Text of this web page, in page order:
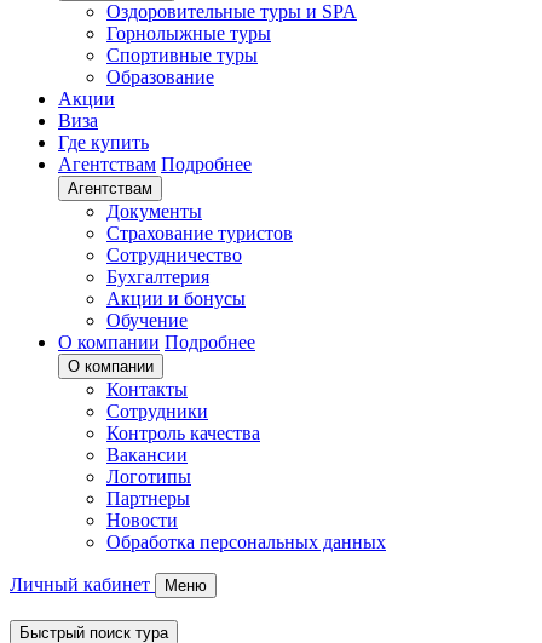
Оздоровительные туры и SPA
Горнолыжные туры
Спортивные туры
Образование
Акции
Виза
Где купить
Агентствам Подробнее
Агентствам
Документы
Страхование туристов
Сотрудничество
Бухгалтерия
Акции и бонусы
Обучение
О компании Подробнее
О компании
Контакты
Сотрудники
Контроль качества
Вакансии
Логотипы
Партнеры
Новости
Обработка персональных данных
Личный кабинет Меню
Быстрый поиск тура